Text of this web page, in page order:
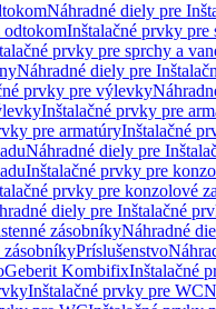
Náhradné diely pre
odtokomInštalačné prvky pre
prvky pre sprchy a
Náhradné diely pre
prvky pre výlevky
Inštalačné prvky pre
pre armatúryInštalačné
Náhradné diely pre
Inštalačné prvky pre
prvky pre konzolové
diely pre Inštalačné
zásobníkyNáhradné
zásobníkyPríslušenstvo
Geberit KombifixInštalačné
Inštalačné prvky pre WC